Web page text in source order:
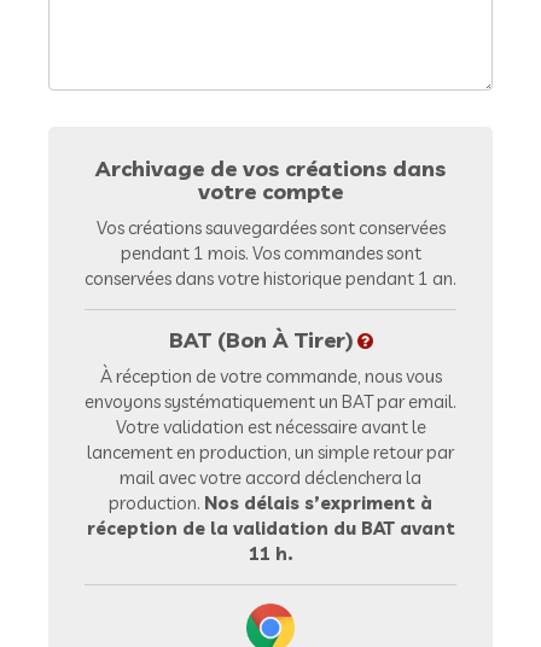
Archivage de vos créations dans
votre compte
Vos créations sauvegardées sont conservées
pendant 1 mois. Vos commandes sont
conservées dans votre historique pendant 1 an.
BAT (Bon À Tirer)
À réception de votre commande, nous vous
envoyons systématiquement un BAT par email.
Votre validation est nécessaire avant le
lancement en production, un simple retour par
mail avec votre accord déclenchera la
production. Nos délais s’expriment à
réception de la validation du BAT avant
11 h.